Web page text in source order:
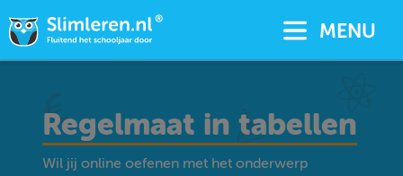
MENU
Regelmaat in tabellen
Wil jij online oefenen met het onderwerp